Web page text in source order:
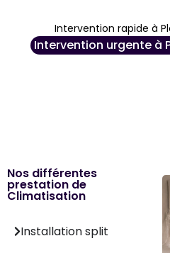
Intervention rapide à
Intervention urgente à
Nos différentes
prestation de
Climatisation
Installation split